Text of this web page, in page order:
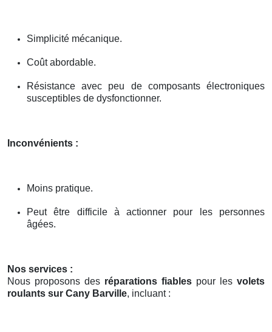
Simplicité mécanique.
Coût abordable.
Résistance avec peu de composants électroniques
susceptibles de dysfonctionner.
Inconvénients :
Moins pratique.
Peut être difficile à actionner pour les personnes
âgées.
Nos services :
Nous proposons des réparations fiables pour les volets
roulants sur Cany Barville, incluant :